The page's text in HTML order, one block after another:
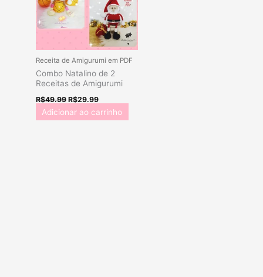
Receita de Amigurumi em PDF
Combo Natalino de 2
Receitas de Amigurumi
R$49.99 R$29.99
Adicionar ao carrinho